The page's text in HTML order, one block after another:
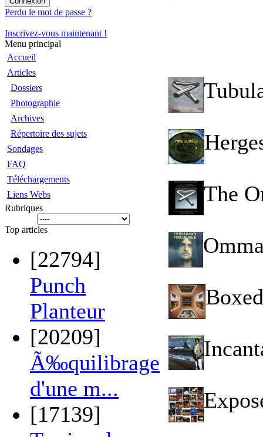
Perdu le mot de passe ?
Inscrivez-vous maintenant !
Menu principal
Accueil
Articles
Dossiers
Photographie
Archives
Répertoire des sujets
Sondages
FAQ
Téléchargements
Liens Webs
Rubriques
Top articles
[22794]
Punch
Planteur
[20209]
Ã‰quilibrage
d'une m...
[17139]
The